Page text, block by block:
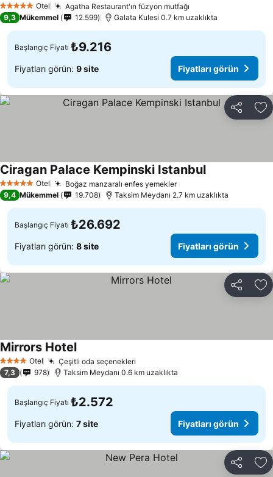
5 Yıldız Otel Agatha Restaurant'ın füzyon mutfağı
9,3 Mükemmel 12.599 Galata Kulesi 0.7 km uzaklıkta
Başlangıç Fiyatı ₺9.216
Fiyatları görün: 9 site Fiyatları görün
Paylaş
5 Yıldız Otel Boğaz manzaralı enfes yemekler
Ciragan Palace Kempinski Istanbul
9,4 Mükemmel 19.708 Taksim Meydanı 2.7 km uzaklıkta
Başlangıç Fiyatı ₺26.692
Fiyatları görün: 8 site Fiyatları görün
Paylaş
4 Yıldız Otel Çeşitli oda seçenekleri
Mirrors Hotel
7,3 978 Taksim Meydanı 0.6 km uzaklıkta
Başlangıç Fiyatı ₺2.572
Fiyatları görün: 7 site Fiyatları görün
Paylaş